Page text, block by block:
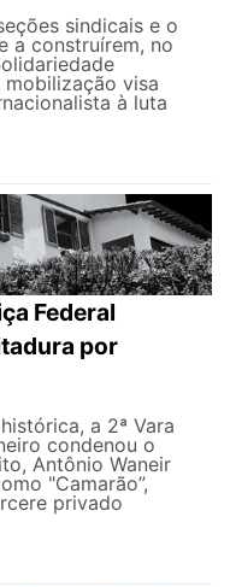
sindicais e o
a construírem, no
visa
à luta
Federal
por
a 2ª Vara
condenou o
Antônio Waneir
"Camarão”,
privado